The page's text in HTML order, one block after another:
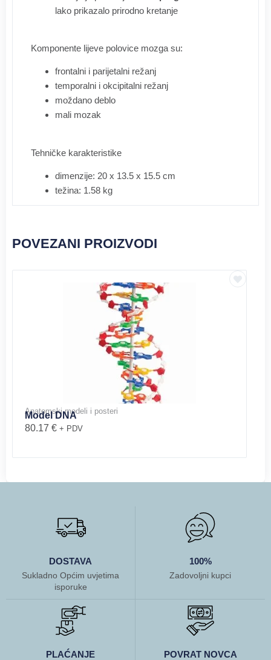
lako prikazalo prirodno kretanje
Komponente lijeve polovice mozga su:
frontalni i parijetalni režanj
temporalni i okcipitalni režanj
moždano deblo
mali mozak
Tehničke karakteristike
dimenzije: 20 x 13.5 x 15.5 cm
težina: 1.58 kg
POVEZANI PROIZVODI
Anatomski modeli i posteri
Model DNA
80.17 € + PDV
DOSTAVA
Sukladno Općim uvjetima
isporuke
100%
Zadovoljni kupci
PLAĆANJE POVRAT NOVCA